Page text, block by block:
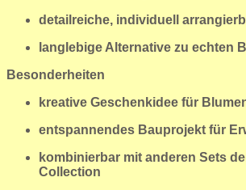
detailreiche, individuell
langlebige Alternative zu echten
Besonderheiten
kreative Geschenkidee für
entspannendes Bauprojekt für
kombinierbar mit anderen Sets
Collection